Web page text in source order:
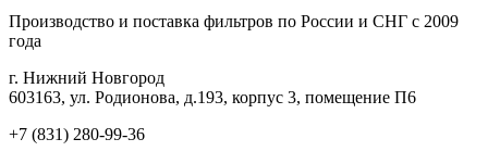
Производство и поставка фильтров по России и СНГ с 2009
года
г. Нижний Новгород
603163, ул. Родионова, д.193, корпус 3, помещение П6
+7 (831) 280-99-36